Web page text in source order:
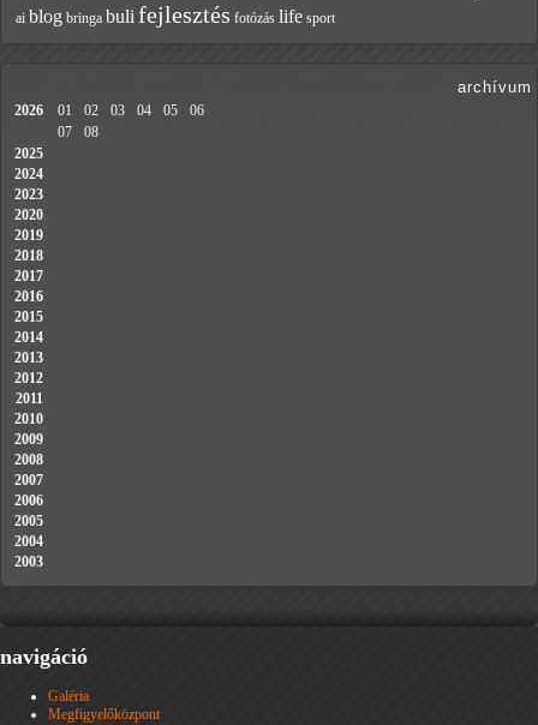
ai blog bringa buli fejlesztés fotózás life sport
archívum
2026 01 02 03 04 05
06
07
08
2025
2024
2023
2020
2019
2018
2017
2016
2015
2014
2013
2012
2011
2010
2009
2008
2007
2006
2005
2004
2003
navigáció
Galéria
Megfigyelőközpont